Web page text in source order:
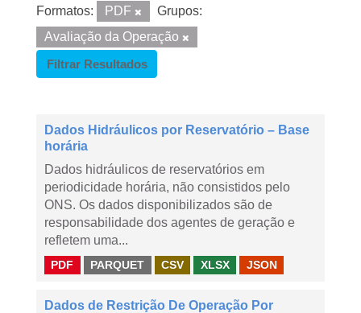
Formatos: PDF
Grupos:
Avaliação da Operação
Filtrar Resultados
Dados Hidráulicos por Reservatório – Base
horária
Dados hidráulicos de reservatórios em
periodicidade horária, não consistidos pelo
ONS. Os dados disponibilizados são de
responsabilidade dos agentes de geração e
refletem uma...
PDF PARQUET CSV XLSX JSON
Dados de Restrição De Operação Por